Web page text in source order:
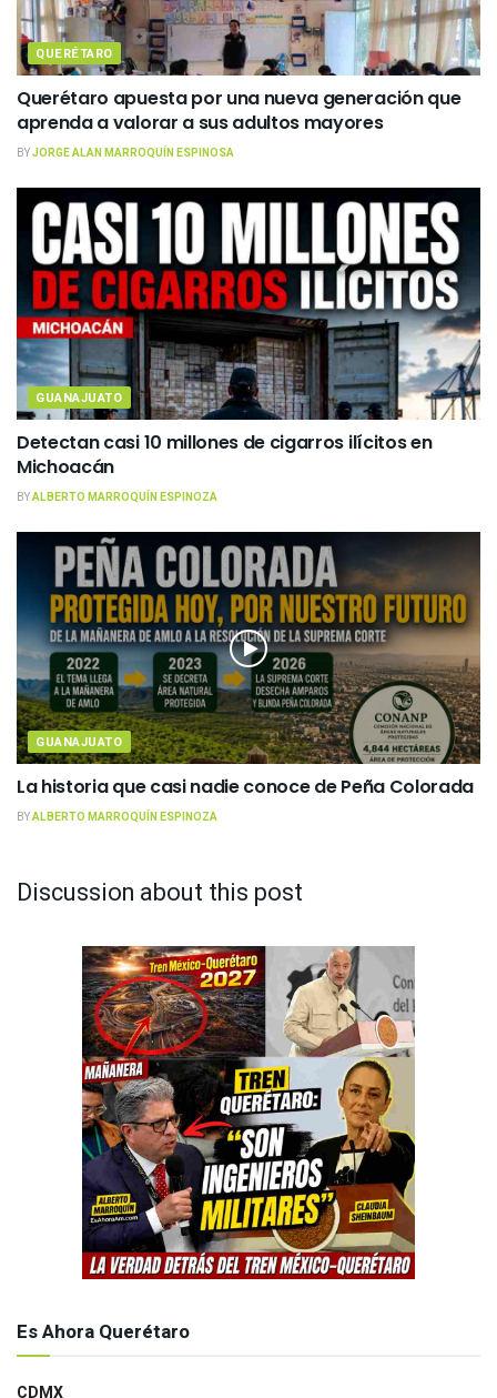
QUERÉTARO
Querétaro apuesta por una nueva generación que
aprenda a valorar a sus adultos mayores
BYJORGE ALAN MARROQUÍN ESPINOSA
GUANAJUATO
Detectan casi 10 millones de cigarros ilícitos en
Michoacán
BYALBERTO MARROQUÍN ESPINOZA
GUANAJUATO
La historia que casi nadie conoce de Peña Colorada
BYALBERTO MARROQUÍN ESPINOZA
Discussion about this post
Es Ahora Querétaro
CDMX